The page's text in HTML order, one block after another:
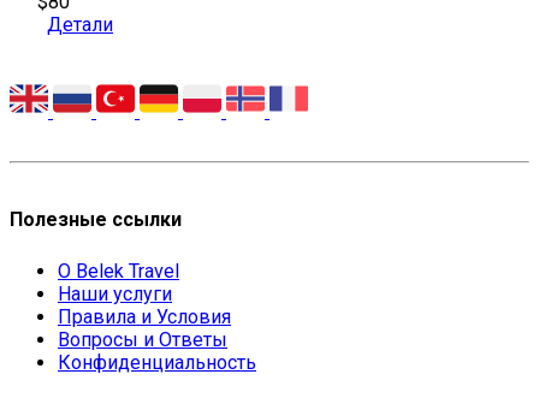
Детали
Полезные ссылки
О Belek Travel
Наши услуги
Правила и Условия
Вопросы и Ответы
Конфиденциальность